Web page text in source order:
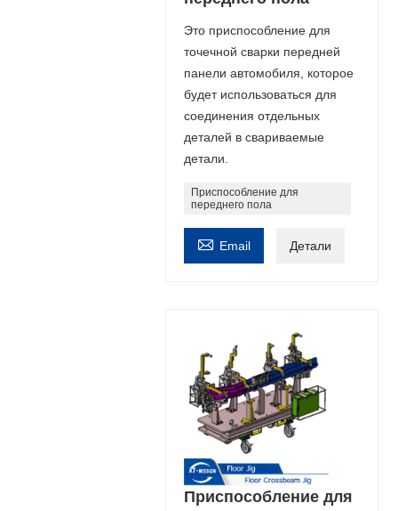
Это приспособление для
точечной сварки передней
панели автомобиля, которое
будет использоваться для
соединения отдельных
деталей в свариваемые
детали.
Приспособление для
переднего пола
 Email Детали
Приспособление для